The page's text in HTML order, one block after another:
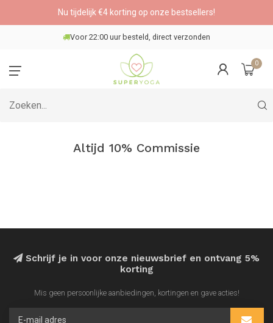
Nu tijdelijk €4 korting op onze bestsellers!
Voor 22:00 uur besteld, direct verzonden
0
Altijd 10% Commissie
Schrijf je in voor onze nieuwsbrief en ontvang 5%
korting
Mis geen persoonlijke aanbiedingen, kortingen en gave acties!